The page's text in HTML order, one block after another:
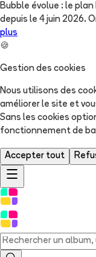
Bubble évolue : le
depuis le 4 juin 2026.
plus
🍪
Gestion des cookies
Nous utilisons des
améliorer le site et
Sans les cookies
fonctionnement de
Accepter tout